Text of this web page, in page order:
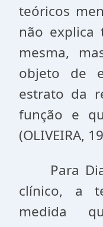
teóricos
não explica
mesma,
objeto de
estrato da
função e
(OLIVEIRA,
Para
clínico, a
medida